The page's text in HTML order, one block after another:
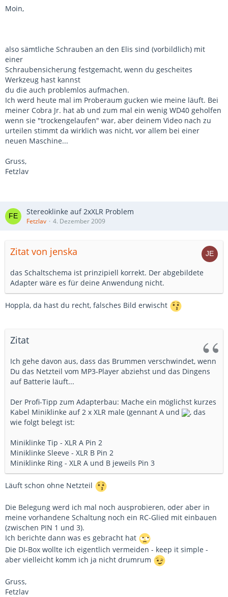
Moin,
also sämtliche Schrauben an den Elis sind (vorbildlich) mit
einer
Schraubensicherung festgemacht, wenn du gescheites
Werkzeug hast kannst
du die auch problemlos aufmachen.
Ich werd heute mal im Proberaum gucken wie meine läuft. Bei
meiner Cobra Jr. hat ab und zum mal ein wenig WD40 geholfen
wenn sie "trockengelaufen" war, aber deinem Video nach zu
urteilen stimmt da wirklich was nicht, vor allem bei einer
neuen Maschine...
Gruss,
Fetzlav
Stereoklinke auf 2xXLR Problem
Fetzlav 4. Dezember 2009
Zitat von jenska
das Schaltschema ist prinzipiell korrekt. Der abgebildete
Adapter wäre es für deine Anwendung nicht.
Hoppla, da hast du recht, falsches Bild erwischt
Zitat
Ich gehe davon aus, dass das Brummen verschwindet, wenn
Du das Netzteil vom MP3-Player abziehst und das Dingens
auf Batterie läuft...
Der Profi-Tipp zum Adapterbau: Mache ein möglichst kurzes
Kabel Miniklinke auf 2 x XLR male (gennant A und
, das
wie folgt belegt ist:
Miniklinke Tip - XLR A Pin 2
Miniklinke Sleeve - XLR B Pin 2
Miniklinke Ring - XLR A und B jeweils Pin 3
Läuft schon ohne Netzteil
Die Belegung werd ich mal noch ausprobieren, oder aber in
meine vorhandene Schaltung noch ein RC-Glied mit einbauen
(zwischen PIN 1 und 3).
Ich berichte dann was es gebracht hat
Die DI-Box wollte ich eigentlich vermeiden - keep it simple -
aber vielleicht komm ich ja nicht drumrum
Gruss,
Fetzlav